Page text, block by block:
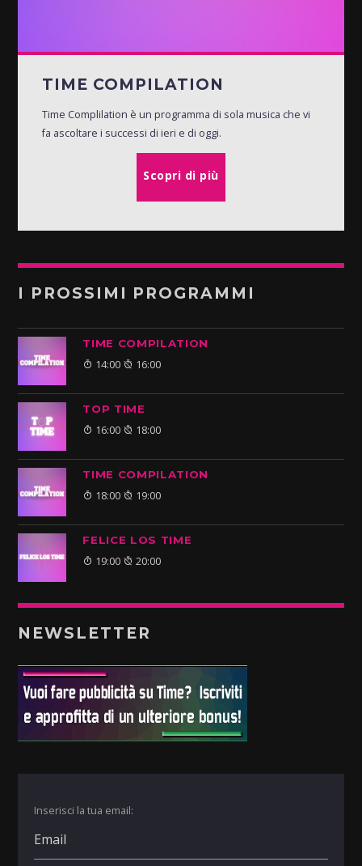
TIME COMPILATION
Time Complilation è un programma di sola musica che vi
fa ascoltare i successi di ieri e di oggi.
Scopri di più
I PROSSIMI PROGRAMMI
TIME COMPILATION
14:00 16:00
TOP TIME
16:00 18:00
TIME COMPILATION
18:00 19:00
FELICE LOS TIME
19:00 20:00
NEWSLETTER
Inserisci la tua email: